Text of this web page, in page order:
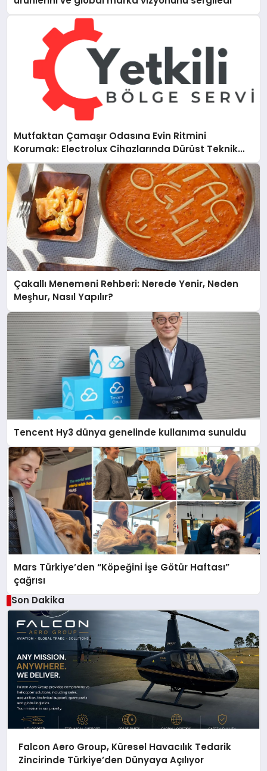
Mutfaktan Çamaşır Odasına Evin Ritmini
Korumak: Electrolux Cihazlarında Dürüst Teknik
Destek Deneyimi
Çakallı Menemeni Rehberi: Nerede Yenir, Neden
Meşhur, Nasıl Yapılır?
Tencent Hy3 dünya genelinde kullanıma sunuldu
Mars Türkiye’den “Köpeğini İşe Götür Haftası”
çağrısı
Son Dakika
Falcon Aero Group, Küresel Havacılık Tedarik
Zincirinde Türkiye’den Dünyaya Açılıyor